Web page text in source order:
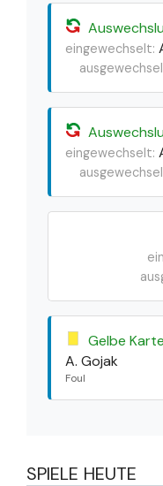
eingewechselt:
eingewechselt:
Gelbe Karte
A. Gojak
Foul
SPIELE HEUTE